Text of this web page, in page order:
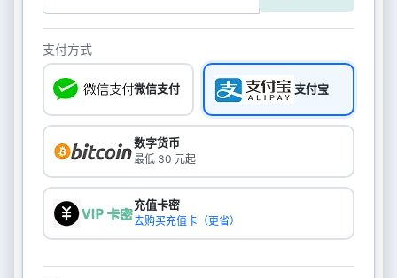
支付方式
微信支付 支付宝
数字货币
最低 30 元起
充值卡密
去购买充值卡（更省）